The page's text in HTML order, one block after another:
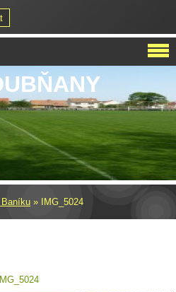
» IMG_5024
IMG_5024